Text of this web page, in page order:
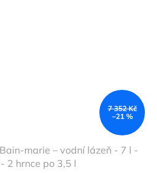
7 352 Kč
–21 %
– vodní lázeň - 7 l -
2 hrnce po 3,5 l